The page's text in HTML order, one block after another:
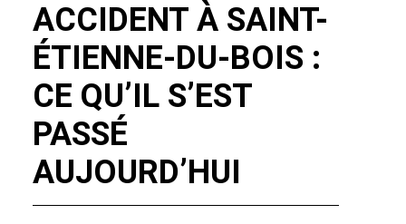
ACCIDENT À SAINT-
ÉTIENNE-DU-BOIS :
CE QU’IL S’EST
PASSÉ
AUJOURD’HUI